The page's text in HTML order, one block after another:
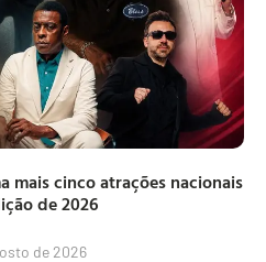
mais cinco atrações nacionais
de 2026
de 2026